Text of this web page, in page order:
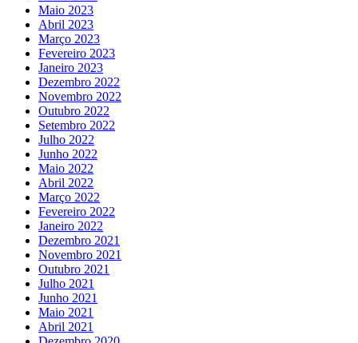
Maio 2023
Abril 2023
Março 2023
Fevereiro 2023
Janeiro 2023
Dezembro 2022
Novembro 2022
Outubro 2022
Setembro 2022
Julho 2022
Junho 2022
Maio 2022
Abril 2022
Março 2022
Fevereiro 2022
Janeiro 2022
Dezembro 2021
Novembro 2021
Outubro 2021
Julho 2021
Junho 2021
Maio 2021
Abril 2021